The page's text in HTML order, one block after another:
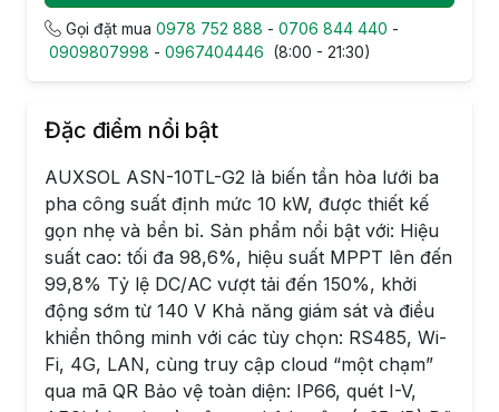
Gọi đặt mua 0978 752 888 - 0706 844 440 -
0909807998 - 0967404446 (8:00 - 21:30)
Đặc điểm nổi bật
AUXSOL ASN-10TL-G2 là biến tần hòa lưới ba
pha công suất định mức 10 kW, được thiết kế
gọn nhẹ và bền bỉ. Sản phẩm nổi bật với: Hiệu
suất cao: tối đa 98,6%, hiệu suất MPPT lên đến
99,8% Tỷ lệ DC/AC vượt tải đến 150%, khởi
động sớm từ 140 V Khả năng giám sát và điều
khiển thông minh với các tùy chọn: RS485, Wi-
Fi, 4G, LAN, cùng truy cập cloud “một chạm”
qua mã QR Bảo vệ toàn diện: IP66, quét I-V,